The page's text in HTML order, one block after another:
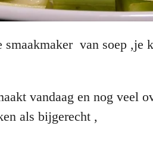
smaakmaker van soep ,je
vandaag en nog veel
als bijgerecht ,